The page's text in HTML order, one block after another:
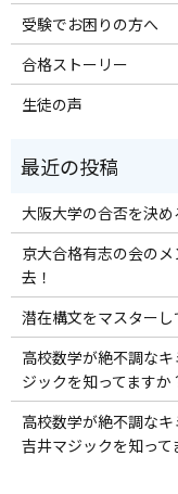
受験でお困りの方へ
合格ストーリー
生徒の声
大阪大学の合否を決め
京大合格有志の会の
去！
潜在構文をマスター
高校数学が絶不調な
ジックを知ってますか
高校数学が絶不調な
吉井マジックを知って